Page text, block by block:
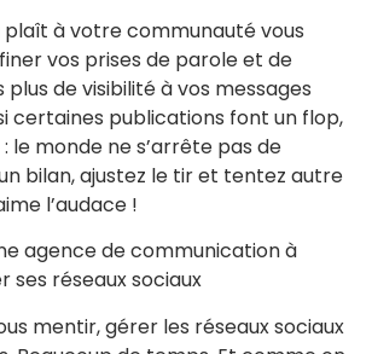
plaît à votre communauté vous
vos prises de parole et de
de visibilité à vos messages
certaines publications font un flop,
le monde ne s’arrête pas de
bilan, ajustez le tir et tentez autre
l’audace !
agence de communication à
ses réseaux sociaux
mentir, gérer les réseaux sociaux